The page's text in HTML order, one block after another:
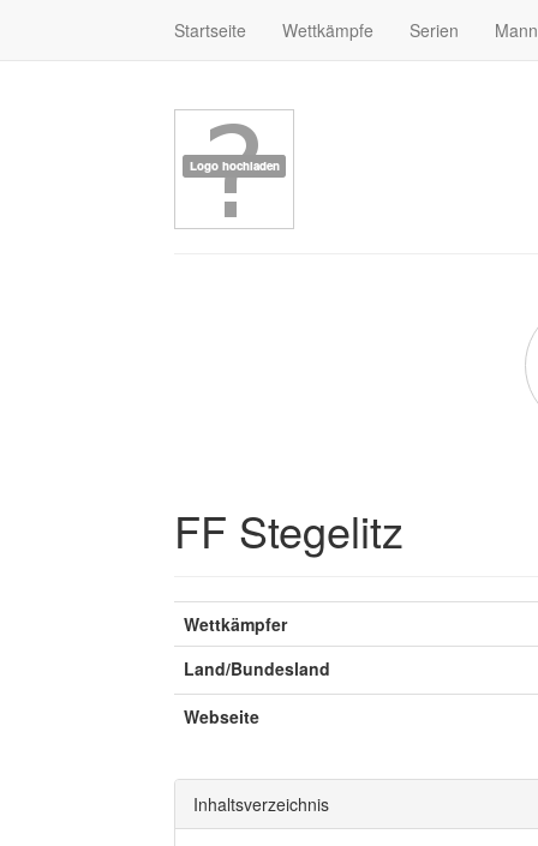
Startseite Wettkämpfe Serien
FF Stegelitz
Wettkämpfer
Land/Bundesland
Webseite
Inhaltsverzeichnis